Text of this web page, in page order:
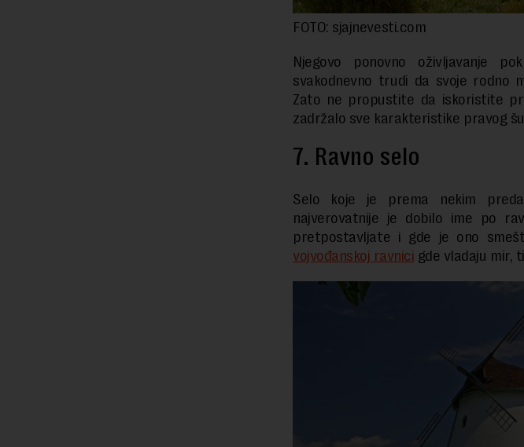
FOTO: sjajnevesti.com
Njegovo ponovno oživljavanje
svakodnevno trudi da svoje rodno
Zato ne propustite da iskoristite
zadržalo sve karakteristike pravog
7. Ravno selo
Selo koje je prema nekim
najverovatnije je dobilo ime po
pretpostavljate i gde je ono
vojvođanskoj ravnici gde vladaju mir,